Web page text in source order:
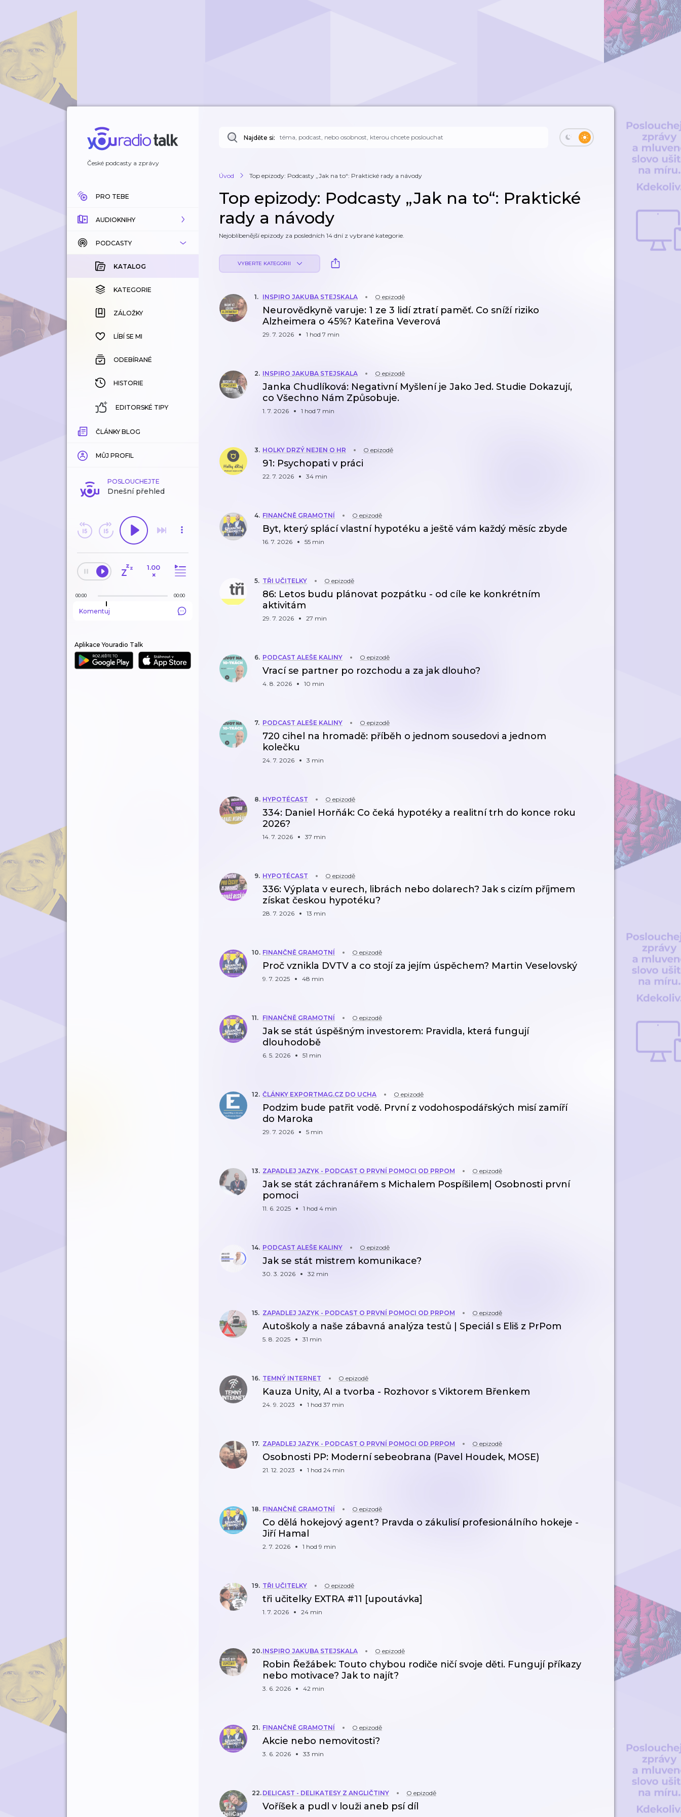
České podcasty a zprávy
PRO TEBE
AUDIOKNIHY
KATALOG
KOUPENÉ
KATEGORIE
ZÁLOŽKY
HISTORIE
PODCASTY
KATALOG
KATEGORIE
ZÁLOŽKY
LÍBÍ SE MI
ODEBÍRANÉ
HISTORIE
EDITORSKÉ TIPY
ČLÁNKY BLOG
MŮJ PROFIL
POSLOUCHEJTE
Dnešní přehled
1.00
×
00:00 00:00
Komentuj
Aplikace Youradio Talk
Najděte si:
Úvod Top epizody: Podcasty „Jak na to“: Praktické rady a návody
Top epizody: Podcasty „Jak na to“: Praktické
rady a návody
Nejoblíbenější epizody za posledních 14 dní z vybrané kategorie.
VYBERTE KATEGORII
1. INSPIRO JAKUBA STEJSKALA O epizodě
Neurovědkyně varuje: 1 ze 3 lidí ztratí paměť. Co sníží riziko
Alzheimera o 45%? Kateřina Veverová
29. 7. 2026 1 hod 7 min
2. INSPIRO JAKUBA STEJSKALA O epizodě
Janka Chudlíková: Negativní Myšlení je Jako Jed. Studie Dokazují,
co Všechno Nám Způsobuje.
1. 7. 2026 1 hod 7 min
3. HOLKY DRZÝ NEJEN O HR O epizodě
91: Psychopati v práci
22. 7. 2026 34 min
4. FINANČNĚ GRAMOTNÍ O epizodě
Byt, který splácí vlastní hypotéku a ještě vám každý měsíc zbyde
16. 7. 2026 55 min
5. TŘI UČITELKY O epizodě
86: Letos budu plánovat pozpátku - od cíle ke konkrétním
aktivitám
29. 7. 2026 27 min
6. PODCAST ALEŠE KALINY O epizodě
Vrací se partner po rozchodu a za jak dlouho?
4. 8. 2026 10 min
7. PODCAST ALEŠE KALINY O epizodě
720 cihel na hromadě: příběh o jednom sousedovi a jednom
kolečku
24. 7. 2026 3 min
8. HYPOTÉCAST O epizodě
334: Daniel Horňák: Co čeká hypotéky a realitní trh do konce roku
2026?
14. 7. 2026 37 min
9. HYPOTÉCAST O epizodě
336: Výplata v eurech, librách nebo dolarech? Jak s cizím příjmem
získat českou hypotéku?
28. 7. 2026 13 min
10. FINANČNĚ GRAMOTNÍ O epizodě
Proč vznikla DVTV a co stojí za jejím úspěchem? Martin Veselovský
9. 7. 2025 48 min
11. FINANČNĚ GRAMOTNÍ O epizodě
Jak se stát úspěšným investorem: Pravidla, která fungují
dlouhodobě
6. 5. 2026 51 min
12. ČLÁNKY EXPORTMAG.CZ DO UCHA O epizodě
Podzim bude patřit vodě. První z vodohospodářských misí zamíří
do Maroka
29. 7. 2026 5 min
13. ZAPADLEJ JAZYK - PODCAST O PRVNÍ POMOCI OD PRPOM O epizodě
Jak se stát záchranářem s Michalem Pospíšilem| Osobnosti první
pomoci
11. 6. 2025 1 hod 4 min
14. PODCAST ALEŠE KALINY O epizodě
Jak se stát mistrem komunikace?
30. 3. 2026 32 min
15. ZAPADLEJ JAZYK - PODCAST O PRVNÍ POMOCI OD PRPOM O epizodě
Autoškoly a naše zábavná analýza testů | Speciál s Eliš z PrPom
5. 8. 2025 31 min
16. TEMNÝ INTERNET O epizodě
Kauza Unity, AI a tvorba - Rozhovor s Viktorem Břenkem
24. 9. 2023 1 hod 37 min
17. ZAPADLEJ JAZYK - PODCAST O PRVNÍ POMOCI OD PRPOM O epizodě
Osobnosti PP: Moderní sebeobrana (Pavel Houdek, MOSE)
21. 12. 2023 1 hod 24 min
18. FINANČNĚ GRAMOTNÍ O epizodě
Co dělá hokejový agent? Pravda o zákulisí profesionálního hokeje -
Jiří Hamal
2. 7. 2026 1 hod 9 min
19. TŘI UČITELKY O epizodě
tři učitelky EXTRA #11 [upoutávka]
1. 7. 2026 24 min
20.INSPIRO JAKUBA STEJSKALA O epizodě
Robin Řežábek: Touto chybou rodiče ničí svoje děti. Fungují příkazy
nebo motivace? Jak to najít?
3. 6. 2026 42 min
21. FINANČNĚ GRAMOTNÍ O epizodě
Akcie nebo nemovitosti?
3. 6. 2026 33 min
22. DELICAST - DELIKATESY Z ANGLIČTINY O epizodě
Voříšek a pudl v louži aneb psí díl